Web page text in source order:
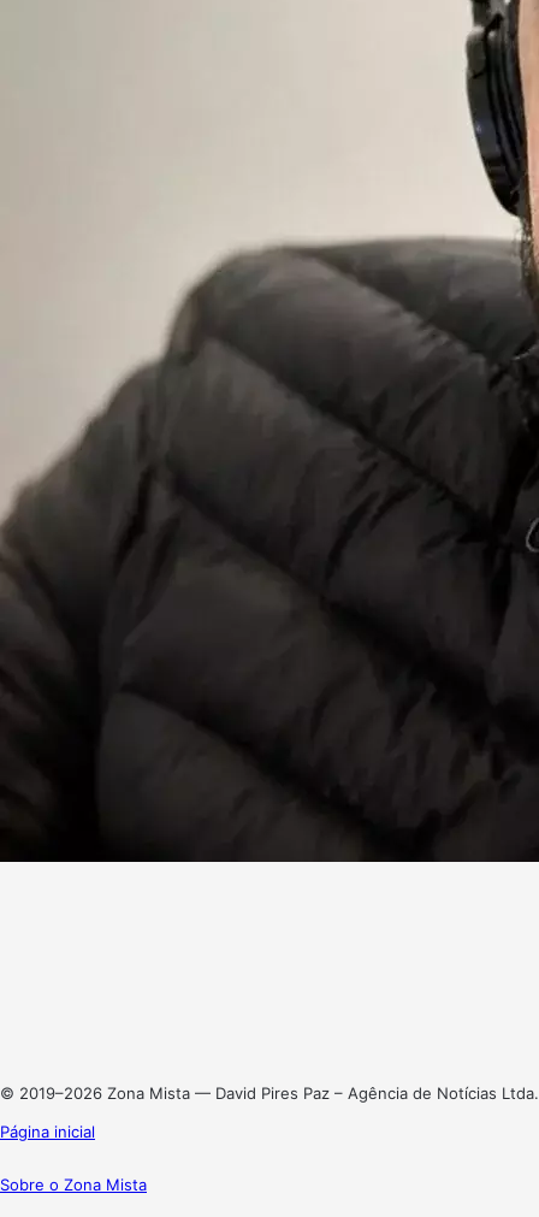
© 2019–2026 Zona Mista — David Pires Paz – Agência de Notícias Ltda.
Página inicial
Sobre o Zona Mista